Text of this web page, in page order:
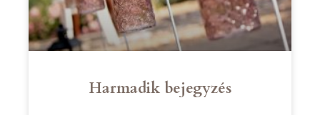
Harmadik bejegyzés